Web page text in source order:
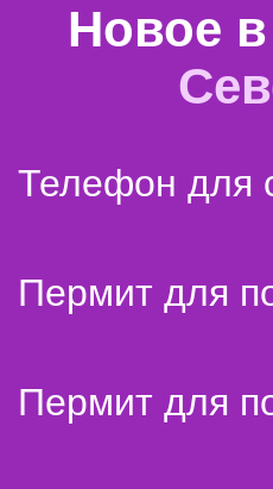
Новое в
Телефон для
Пермит для
Пермит для